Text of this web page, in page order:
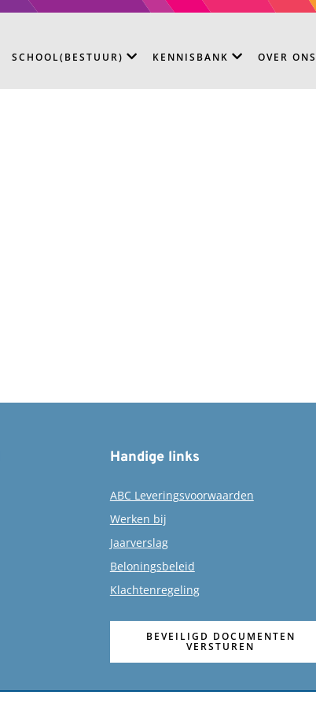
SCHOOL(BESTUUR) KENNISBANK OVER ONS
Handige links
ABC Leveringsvoorwaarden
Werken bij
Jaarverslag
Beloningsbeleid
Klachtenregeling
BEVEILIGD DOCUMENTEN
VERSTUREN